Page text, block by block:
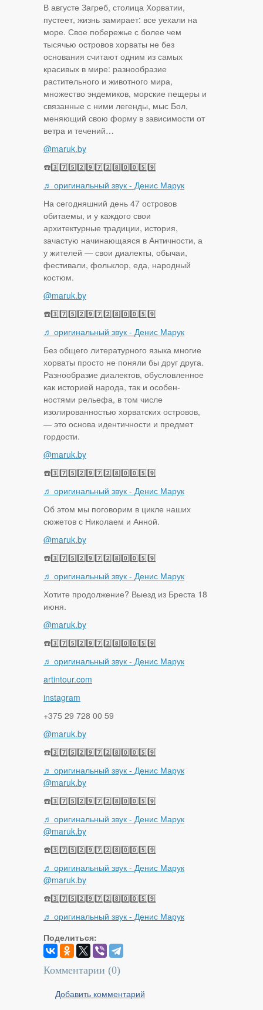
В августе Загреб, сто­лица Хорватии,
пустеет, жизнь замирает: все уехали на
море. Свое побережье с более чем
тысячью островов хорваты не без
основания считают одним из самых
красивых в мире: разнообразие
растительного и животного мира,
множество эндемиков, морские пещеры и
связанные с ними легенды, мыс Бол,
меняющий свою форму в зависимости от
ветра и течений…
@maruk.by
☎️3️⃣7️⃣5️⃣2️⃣9️⃣7️⃣2️⃣8️⃣0️⃣0️⃣5️⃣9️⃣
♬ оригинальный звук - Денис Марук
На сегодняшний день 47 островов
обитаемы, и у каждого свои
архитектурные традиции, история,
зачастую начинающаяся в Античности, а
у жителей — свои диалекты, обычаи,
фестивали, фольклор, еда, народный
костюм.
@maruk.by
☎️3️⃣7️⃣5️⃣2️⃣9️⃣7️⃣2️⃣8️⃣0️⃣0️⃣5️⃣9️⃣
♬ оригинальный звук - Денис Марук
Без общего литературного языка многие
хорваты просто не поняли бы друг друга.
Разнообразие диалектов, обусловленное
как историей народа, так и особен­
ностями рельефа, в том числе
изолированностью хорватских островов,
— это основа идентичности и предмет
гордости.
@maruk.by
☎️3️⃣7️⃣5️⃣2️⃣9️⃣7️⃣2️⃣8️⃣0️⃣0️⃣5️⃣9️⃣
♬ оригинальный звук - Денис Марук
Об этом мы поговорим в цикле наших
сюжетов с Николаем и Анной.
@maruk.by
☎️3️⃣7️⃣5️⃣2️⃣9️⃣7️⃣2️⃣8️⃣0️⃣0️⃣5️⃣9️⃣
♬ оригинальный звук - Денис Марук
Хотите продолжение? Выезд из Бреста 18
июня.
@maruk.by
☎️3️⃣7️⃣5️⃣2️⃣9️⃣7️⃣2️⃣8️⃣0️⃣0️⃣5️⃣9️⃣
♬ оригинальный звук - Денис Марук
artintour.com
instagram
+375 29 728 00 59
@maruk.by
☎️3️⃣7️⃣5️⃣2️⃣9️⃣7️⃣2️⃣8️⃣0️⃣0️⃣5️⃣9️⃣
♬ оригинальный звук - Денис Марук
@maruk.by
☎️3️⃣7️⃣5️⃣2️⃣9️⃣7️⃣2️⃣8️⃣0️⃣0️⃣5️⃣9️⃣
♬ оригинальный звук - Денис Марук
@maruk.by
☎️3️⃣7️⃣5️⃣2️⃣9️⃣7️⃣2️⃣8️⃣0️⃣0️⃣5️⃣9️⃣
♬ оригинальный звук - Денис Марук
@maruk.by
☎️3️⃣7️⃣5️⃣2️⃣9️⃣7️⃣2️⃣8️⃣0️⃣0️⃣5️⃣9️⃣
♬ оригинальный звук - Денис Марук
Поделиться:
Комментарии (0)
Добавить комментарий